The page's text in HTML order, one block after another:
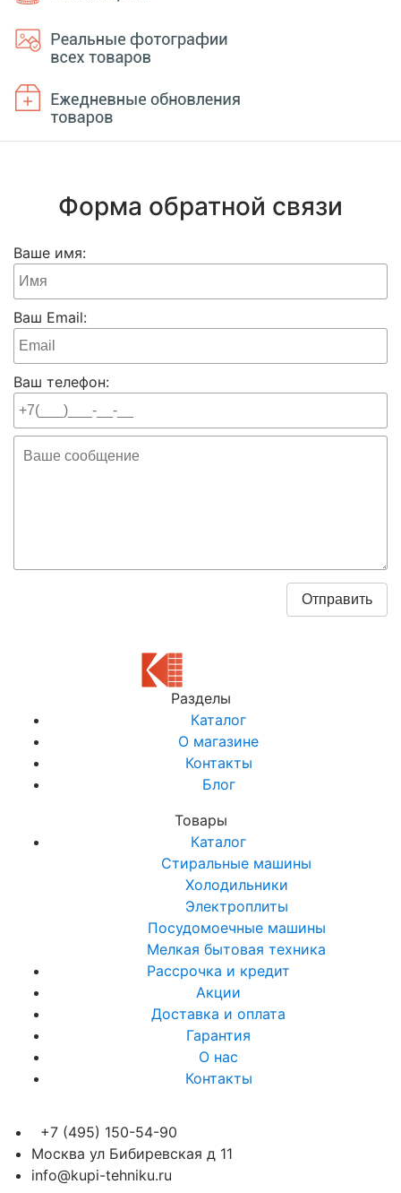
Форма обратной связи
Ваше имя:
Ваш Email:
Ваш телефон:
Разделы
Каталог
О магазине
Контакты
Блог
Товары
Каталог
Стиральные машины
Холодильники
Электроплиты
Посудомоечные машины
Мелкая бытовая техника
Рассрочка и кредит
Акции
Доставка и оплата
Гарантия
О нас
Контакты
+7 (495) 150-54-90
Москва ул Бибиревская д 11
info@kupi-tehniku.ru